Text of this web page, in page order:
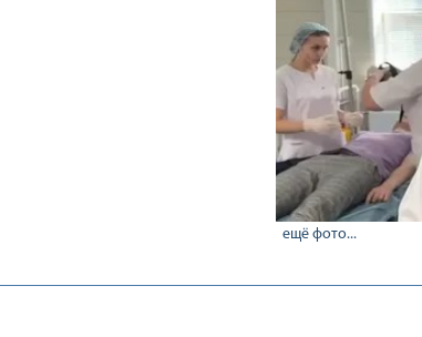
ещё фото...